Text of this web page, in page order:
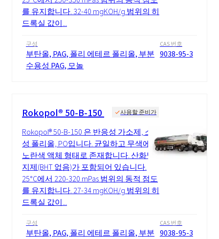
를 유지합니다. 32-40 mgKOH/g 범위의 히
드록실 값이...
구성
부탄올, PAG, 폴리 에테르 폴리올, 부분
수용성 PAG, 모놀
CAS 번호
9038-95-3
Rokopol® 50-B-150 사용할 준비가
Rokopol® 50-B-150 은 반응성 가소제, 소수
성 폴리올, PO입니다. 균일하고 무색에서
노란색 액체 형태로 존재합니다. 산화방
지제(BHT 없음)가 포함되어 있습니다.
25°C에서 220-320 mPas 범위의 동적 점도
를 유지합니다. 27-34 mgKOH/g 범위의 히
드록실 값이...
구성
부탄올, PAG, 폴리 에테르 폴리올, 부분
CAS 번호
9038-95-3